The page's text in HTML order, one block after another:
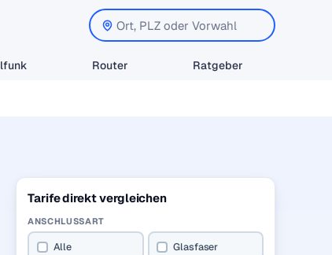
Router Ratgeber
Tarife direkt vergleichen
ANSCHLUSSART
Alle Glasfaser